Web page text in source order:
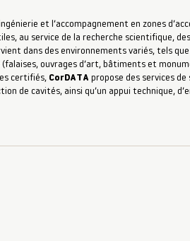
et l’accompagnement en zones
au service de la recherche scientifique,
dans des environnements variés, tels
ouvrages d’art, bâtiments et
certifiés, CorDATA propose des services de
de cavités, ainsi qu’un appui technique,